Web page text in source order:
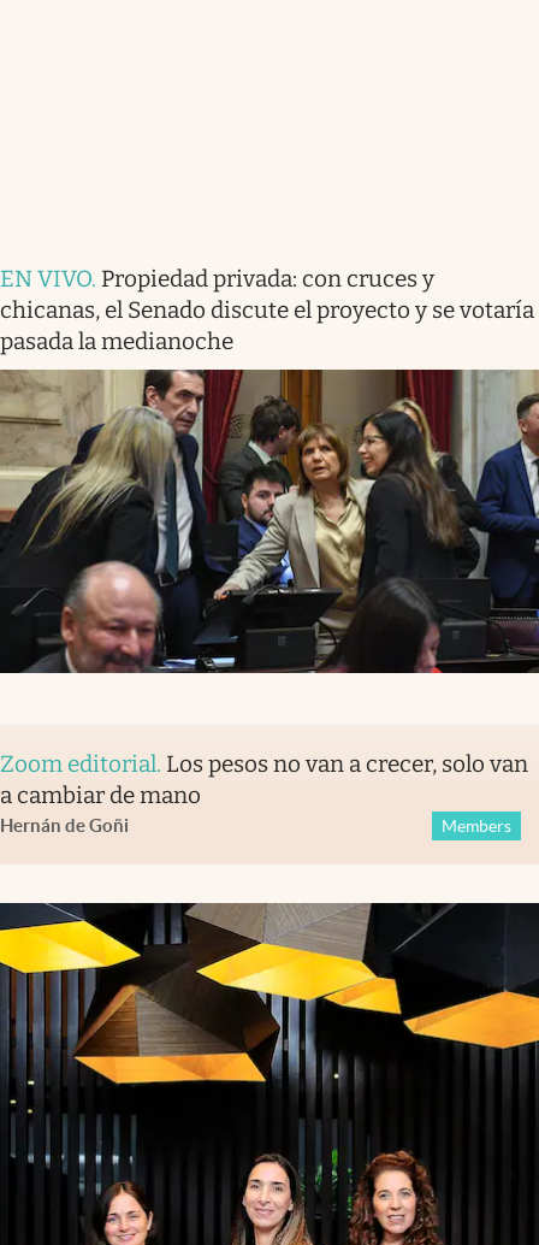
EN VIVO. Propiedad privada: con cruces y
chicanas, el Senado discute el proyecto y se votaría
pasada la medianoche
Zoom editorial. Los pesos no van a crecer, solo van
a cambiar de mano
Hernán de Goñi Members